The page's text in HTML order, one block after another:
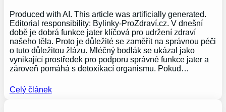
Produced with AI. This article was artificially generated.
Editorial responsibility: Bylinky-ProZdraví.cz. V dnešní
době je dobrá funkce jater klíčová pro udržení zdraví
našeho těla. Proto je důležité se zaměřit na správnou péči
o tuto důležitou žlázu. Mléčný bodlák se ukázal jako
vynikající prostředek pro podporu správné funkce jater a
zároveň pomáhá s detoxikací organismu. Pokud…
Celý článek